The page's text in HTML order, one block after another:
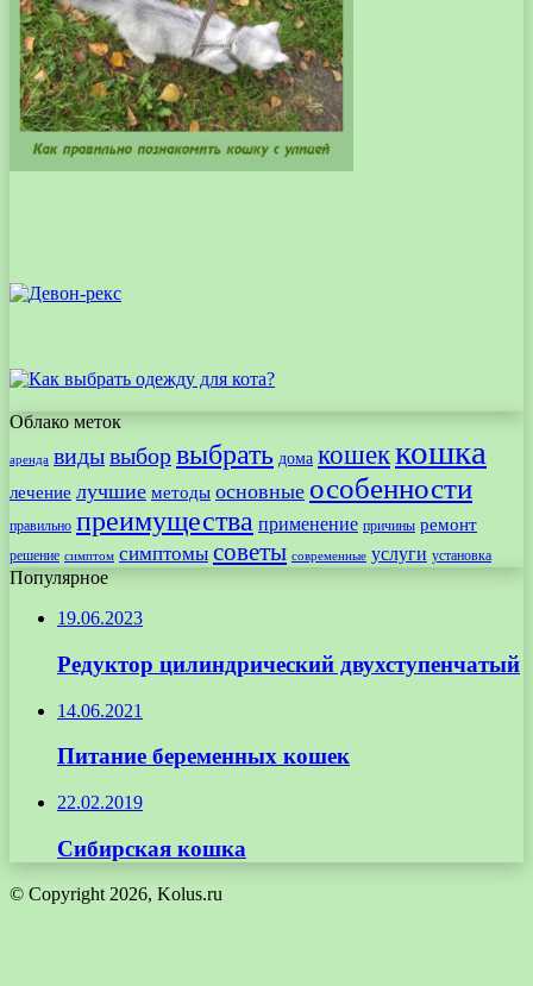
Облако меток
аренда видывыборвыбрать дома кошеккошка
лечение лучшие методы основные особенности
правильно преимущества применение причины ремонт
решение симптом симптомы советы современные услуги установка
Популярное
19.06.2023
Редуктор цилиндрический двухступенчатый
14.06.2021
Питание беременных кошек
22.02.2019
Сибирская кошка
© Copyright 2026, Kolus.ru